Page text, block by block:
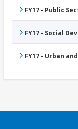
FY17 - Public
FY17 - Social
FY17 - Urban